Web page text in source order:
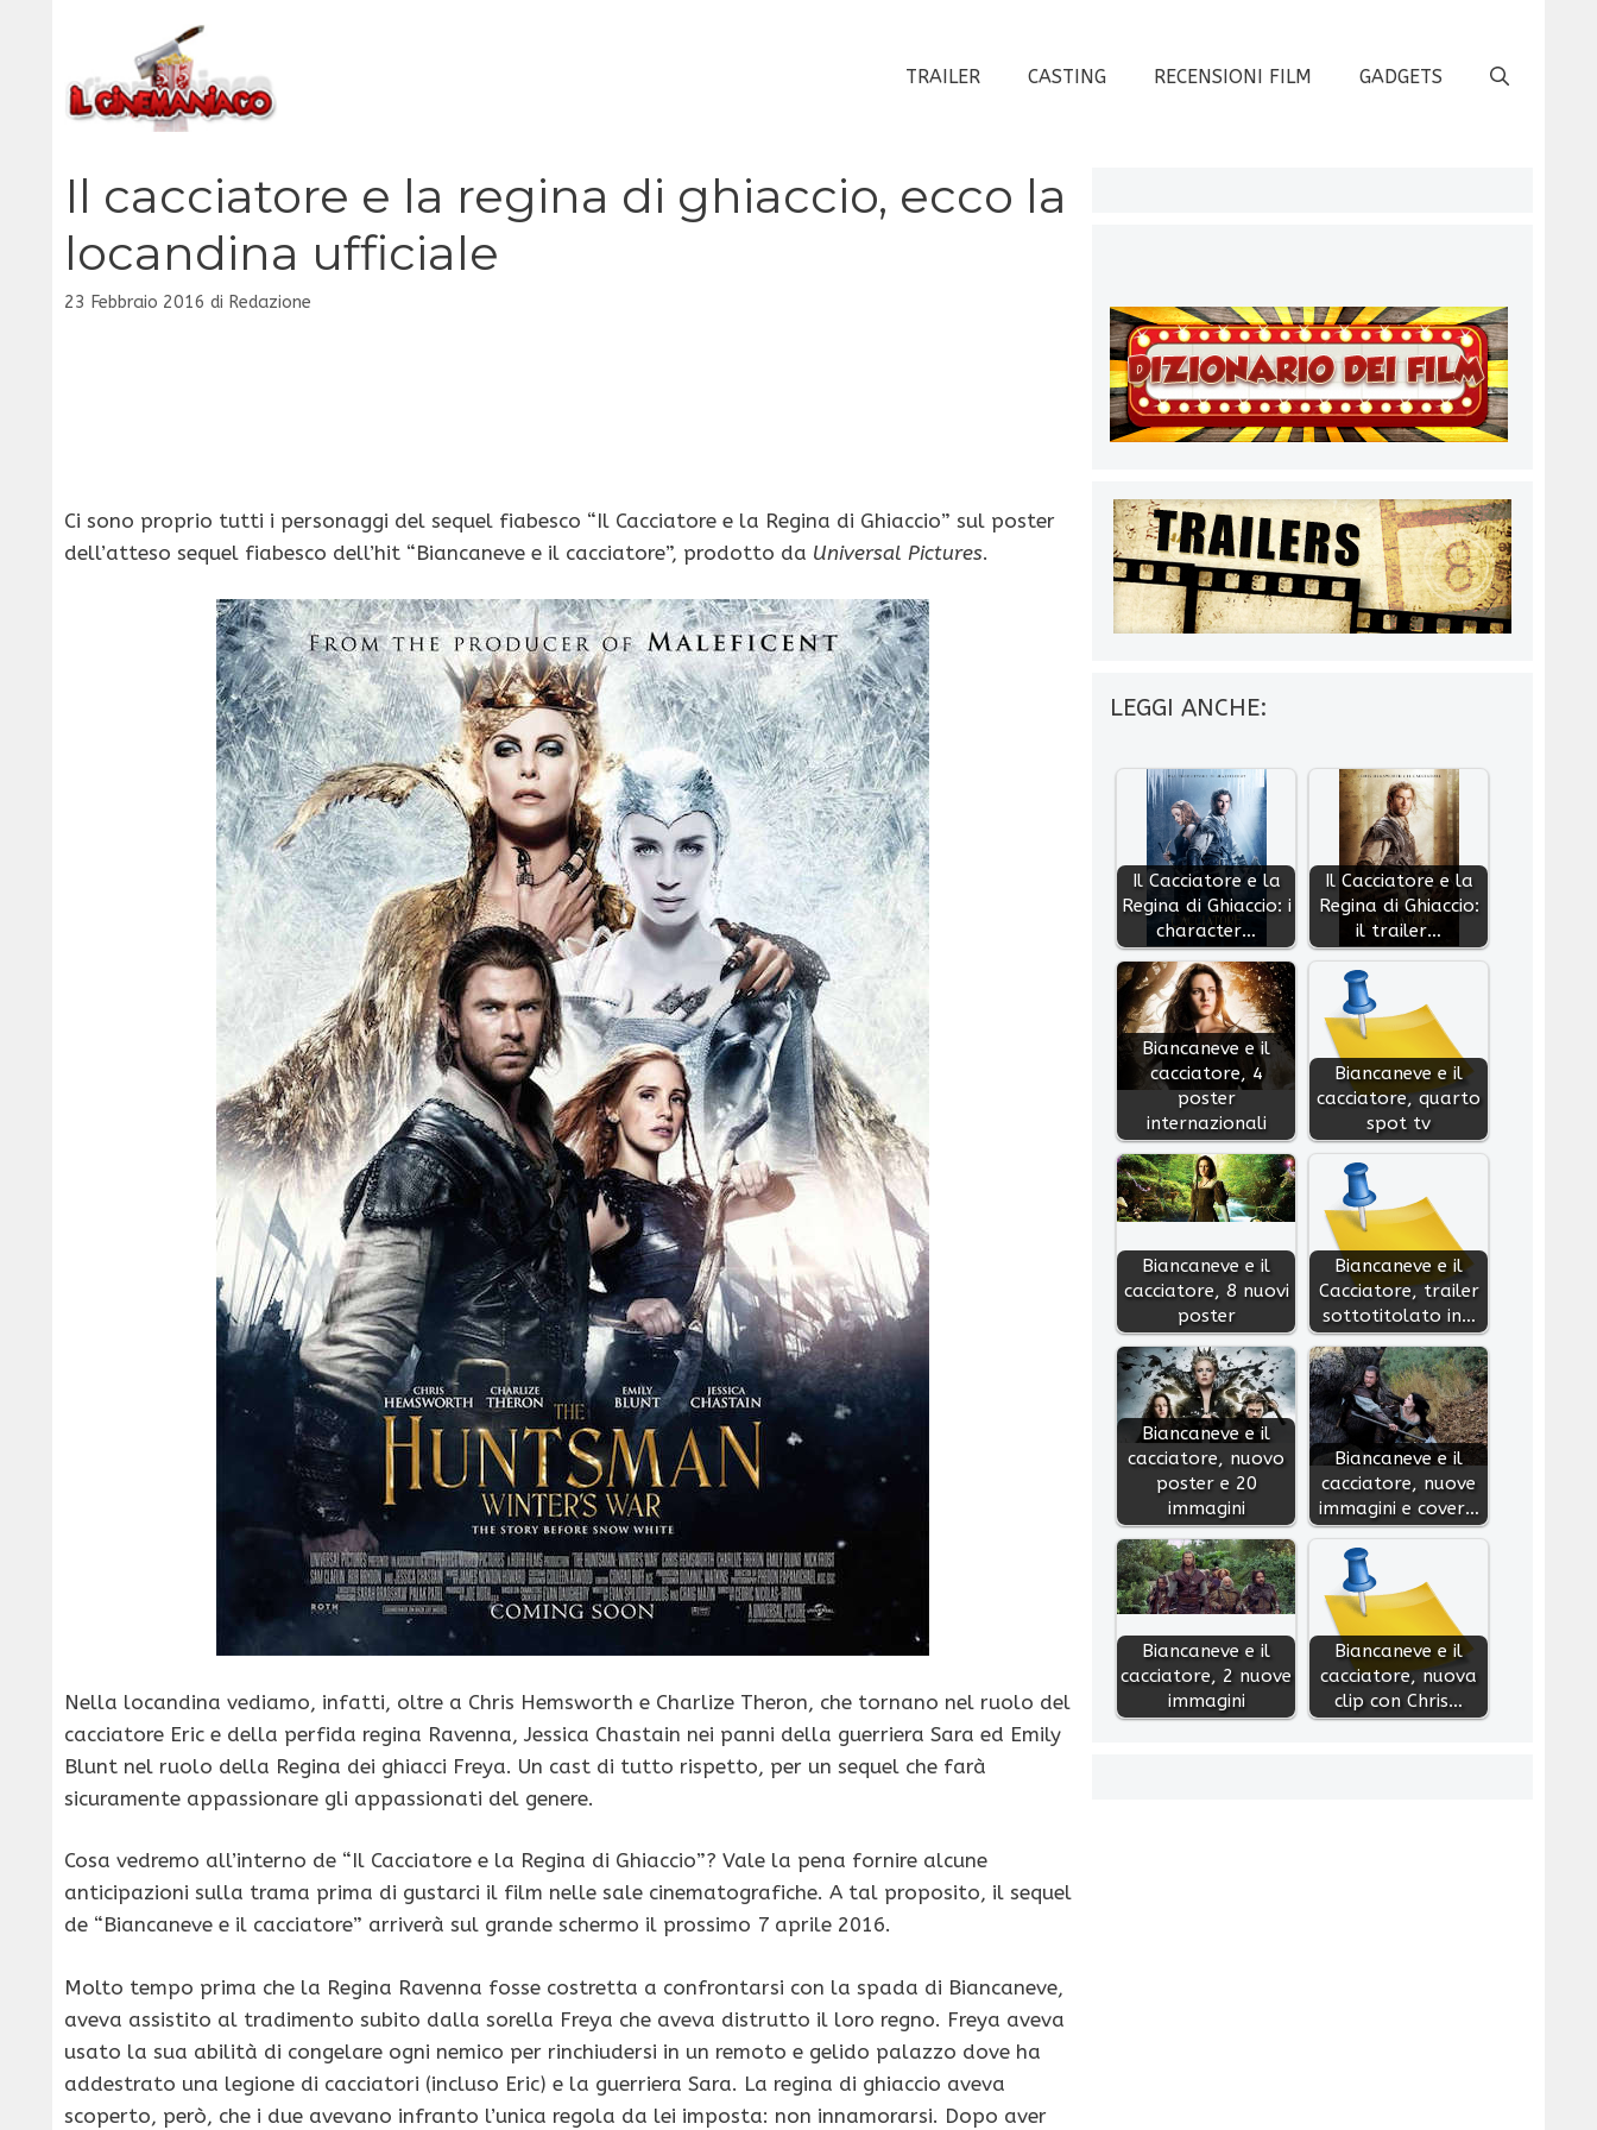
contenuto
TRAILER CASTING RECENSIONI FILM GADGETS
Il cacciatore e la regina di ghiaccio, ecco la
locandina ufficiale
23 Febbraio 2016 di Redazione
Ci sono proprio tutti i personaggi del sequel fiabesco “Il Cacciatore e la Regina di Ghiaccio” sul poster
dell’atteso sequel fiabesco dell’hit “Biancaneve e il cacciatore”, prodotto da Universal Pictures.
Nella locandina vediamo, infatti, oltre a Chris Hemsworth e Charlize Theron, che tornano nel ruolo del
cacciatore Eric e della perfida regina Ravenna, Jessica Chastain nei panni della guerriera Sara ed Emily
Blunt nel ruolo della Regina dei ghiacci Freya. Un cast di tutto rispetto, per un sequel che farà
sicuramente appassionare gli appassionati del genere.
Cosa vedremo all’interno de “Il Cacciatore e la Regina di Ghiaccio”? Vale la pena fornire alcune
anticipazioni sulla trama prima di gustarci il film nelle sale cinematografiche. A tal proposito, il sequel
de “Biancaneve e il cacciatore” arriverà sul grande schermo il prossimo 7 aprile 2016.
Molto tempo prima che la Regina Ravenna fosse costretta a confrontarsi con la spada di Biancaneve,
aveva assistito al tradimento subito dalla sorella Freya che aveva distrutto il loro regno. Freya aveva
usato la sua abilità di congelare ogni nemico per rinchiudersi in un remoto e gelido palazzo dove ha
addestrato una legione di cacciatori (incluso Eric) e la guerriera Sara. La regina di ghiaccio aveva
scoperto, però, che i due avevano infranto l’unica regola da lei imposta: non innamorarsi. Dopo aver
LEGGI ANCHE:
Il Cacciatore e la
Regina di Ghiaccio: i
character…
Il Cacciatore e la
Regina di Ghiaccio:
il trailer…
Biancaneve e il
cacciatore, 4
poster
internazionali
Biancaneve e il
cacciatore, quarto
spot tv
Biancaneve e il
cacciatore, 8 nuovi
poster
Biancaneve e il
Cacciatore, trailer
sottotitolato in…
Biancaneve e il
cacciatore, nuovo
poster e 20
immagini
Biancaneve e il
cacciatore, nuove
immagini e cover…
Biancaneve e il
cacciatore, 2 nuove
immagini
Biancaneve e il
cacciatore, nuova
clip con Chris…